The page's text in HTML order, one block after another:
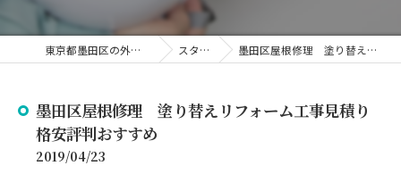
東京都墨田区の外壁塗装なら有限会社ナカオ塗装 スタッフブログ 墨田区屋根修理 塗り替えリフォーム工事見積り格安評判おすすめ
墨田区屋根修理 塗り替えリフォーム工事見積り
格安評判おすすめ
2019/04/23